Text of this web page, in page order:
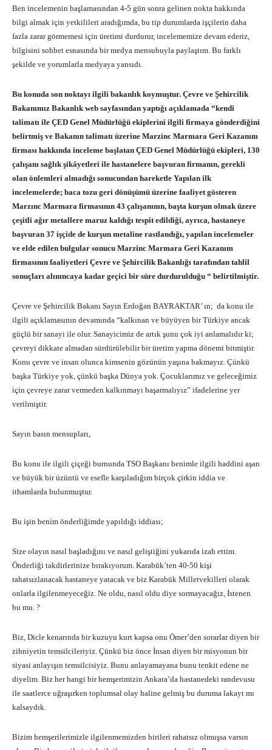
Ben incelemenin başlamasından 4-5 gün sonra gelinen nokta hakkında
bilgi almak için yetkilileri aradığımda, bu tip durumlarda işçilerin daha
fazla zarar görmemesi için üretimi durdurur, incelememize devam ederiz,
bilgisini sohbet esnasında bir medya mensubuyla paylaştım. Bu farklı
şekilde ve yorumlarla medyaya yansıdı.
Bu konuda son noktayı ilgili bakanlık koymuştur. Çevre ve Şehircilik
Bakanımız Bakanlık web sayfasından yaptığı açıklamada “kendi
talimatı ile ÇED Genel Müdürlüğü ekiplerini ilgili firmaya gönderdiğini
belirtmiş ve Bakanın talimatı üzerine Marzinc Marmara Geri Kazanım
firması hakkında inceleme başlatan ÇED Genel Müdürlüğü ekipleri, 130
çalışanı sağlık şikâyetleri ile hastanelere başvuran firmanın, gerekli
olan önlemleri almadığı sonucundan hareketle Yapılan ilk
incelemelerde; baca tozu geri dönüşümü üzerine faaliyet gösteren
Marzınc Marmara firmasının 43 çalışanının, başta kurşun olmak üzere
çeşitli ağır metallere maruz kaldığı tespit edildiği, ayrıca, hastaneye
başvuran 37 işçide de kurşun metaline rastlandığı, yapılan incelemeler
ve elde edilen bulgular sonucu Marzinc Marmara Geri Kazanım
firmasının faaliyetleri Çevre ve Şehircilik Bakanlığı tarafından tahlil
sonuçları alınıncaya kadar geçici bir süre durdurulduğu “ belirtilmiştir.
Çevre ve Şehircilik Bakanı Sayın Erdoğan BAYRAKTAR’ ın; da konu ile
ilgili açıklamasının devamında “kalkınan ve büyüyen bir Türkiye ancak
güçlü bir sanayi ile olur. Sanayicimiz de artık şunu çok iyi anlamalıdır ki;
çevreyi dikkate almadan sürdürülebilir bir üretim yapma dönemi bitmiştir.
Konu çevre ve insan olunca kimsenin gözünün yaşına bakmayız. Çünkü
başka Türkiye yok, çünkü başka Dünya yok. Çocuklarımız ve geleceğimiz
için çevreye zarar vermeden kalkınmayı başarmalıyız” ifadelerine yer
verilmiştir.
Sayın basın mensupları,
Bu konu ile ilgili çiçeği burnunda TSO Başkanı benimle ilgili haddini aşan
ve büyük bir üzüntü ve esefle karşıladığım birçok çirkin iddia ve
ithamlarda bulunmuştur.
Bu işin benim önderliğimde yapıldığı iddiası;
Size olayın nasıl başladığını ve nasıl geliştiğini yukarıda izah ettim.
Önderliği takdirlerinize bırakıyorum. Karabük’ten 40-50 kişi
rahatsızlanacak hastaneye yatacak ve biz Karabük Milletvekilleri olarak
onlarla ilgilenmeyeceğiz. Ne oldu, nasıl oldu diye sormayacağız, İstenen
bu mu. ?
Biz, Dicle kenarında bir kuzuyu kurt kapsa onu Ömer’den sorarlar diyen bir
zihniyetin temsilcileriyiz. Çünkü biz önce İnsan diyen bir misyonun bir
siyasi anlayışın temsilcisiyiz. Bunu anlayamayana bunu tenkit edene ne
diyelim. Biz her hangi bir hemşerimizin Ankara’da hastanedeki randevusu
ile saatlerce uğraşırken toplumsal olay haline gelmiş bu duruma lakayt mı
kalsaydık.
Bizim hemşerilerimizle ilgilenmemizden birileri rahatsız olmuşsa varsın